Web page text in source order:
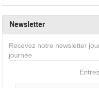
Newsletter
Recevez notre newsletter
journée